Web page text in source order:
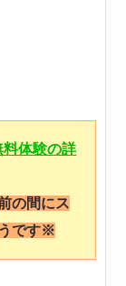
体験の詳
の間にス
です※